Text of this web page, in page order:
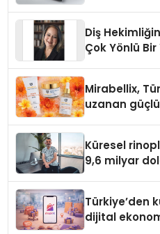
Diş
Çok Yönlü
Mirabellix,
uzanan
Küresel
9,6 milyar
Türkiye’den
dijital